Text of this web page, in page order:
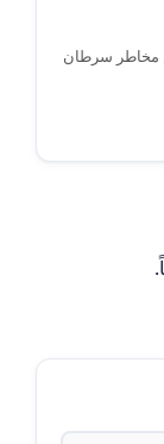
مخاطر سرطان